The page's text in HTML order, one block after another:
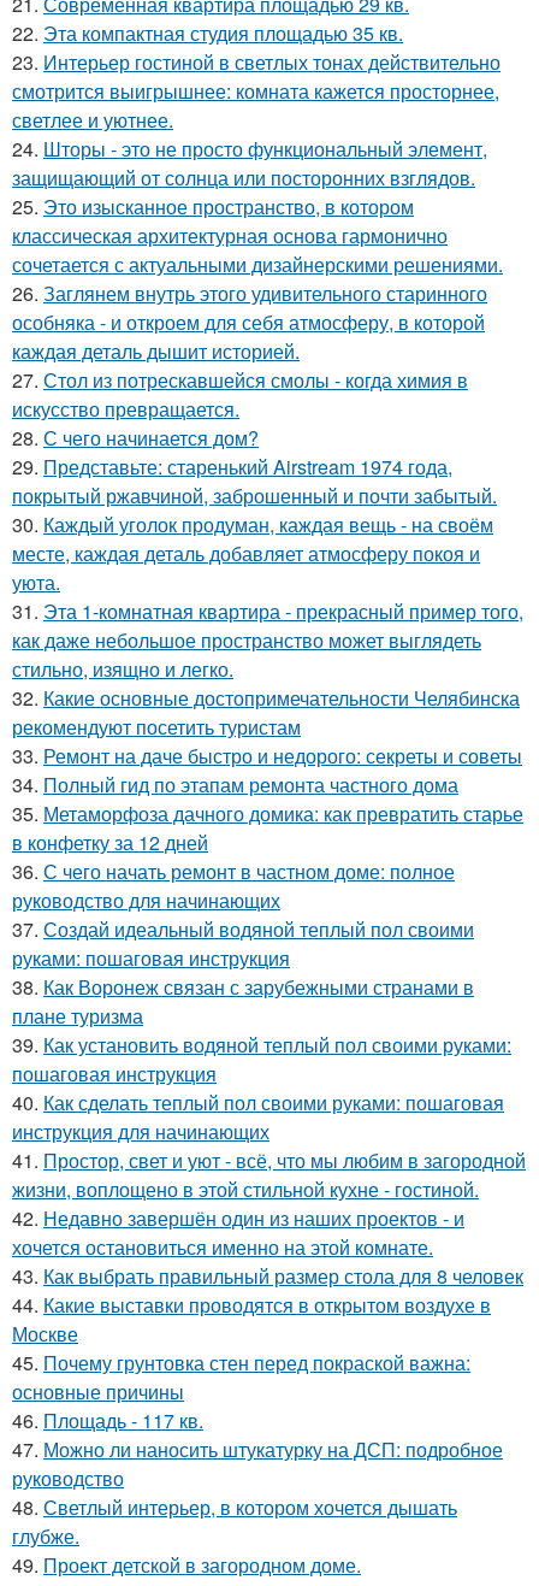
22. Эта компактная студия площадью 35 кв.
23. Интерьер гостиной в светлых тонах действительно
смотрится выигрышнее: комната кажется просторнее,
светлее и уютнее.
24. Шторы - это не просто функциональный элемент,
защищающий от солнца или посторонних взглядов.
25. Это изысканное пространство, в котором
классическая архитектурная основа гармонично
сочетается с актуальными дизайнерскими решениями.
26. Заглянем внутрь этого удивительного старинного
особняка - и откроем для себя атмосферу, в которой
каждая деталь дышит историей.
27. Стол из потрескавшейся смолы - когда химия в
искусство превращается.
28. С чего начинается дом?
29. Представьте: старенький Airstream 1974 года,
покрытый ржавчиной, заброшенный и почти забытый.
30. Каждый уголок продуман, каждая вещь - на своём
месте, каждая деталь добавляет атмосферу покоя и
уюта.
31. Эта 1-комнатная квартира - прекрасный пример того,
как даже небольшое пространство может выглядеть
стильно, изящно и легко.
32. Какие основные достопримечательности Челябинска
рекомендуют посетить туристам
33. Ремонт на даче быстро и недорого: секреты и советы
34. Полный гид по этапам ремонта частного дома
35. Метаморфоза дачного домика: как превратить старье
в конфетку за 12 дней
36. С чего начать ремонт в частном доме: полное
руководство для начинающих
37. Создай идеальный водяной теплый пол своими
руками: пошаговая инструкция
38. Как Воронеж связан с зарубежными странами в
плане туризма
39. Как установить водяной теплый пол своими руками:
пошаговая инструкция
40. Как сделать теплый пол своими руками: пошаговая
инструкция для начинающих
41. Простор, свет и уют - всё, что мы любим в загородной
жизни, воплощено в этой стильной кухне - гостиной.
42. Недавно завершён один из наших проектов - и
хочется остановиться именно на этой комнате.
43. Как выбрать правильный размер стола для 8 человек
44. Какие выставки проводятся в открытом воздухе в
Москве
45. Почему грунтовка стен перед покраской важна:
основные причины
46. Площадь - 117 кв.
47. Можно ли наносить штукатурку на ДСП: подробное
руководство
48. Светлый интерьер, в котором хочется дышать
глубже.
49. Проект детской в загородном доме.